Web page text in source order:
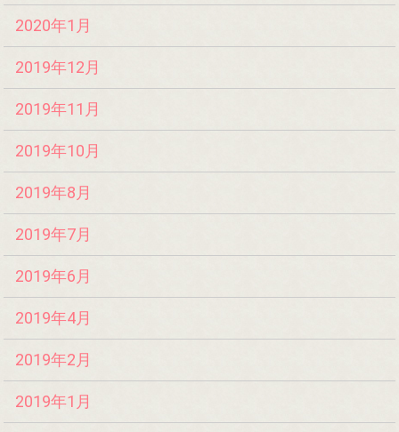
2020年1月
2019年12月
2019年11月
2019年10月
2019年8月
2019年7月
2019年6月
2019年4月
2019年2月
2019年1月